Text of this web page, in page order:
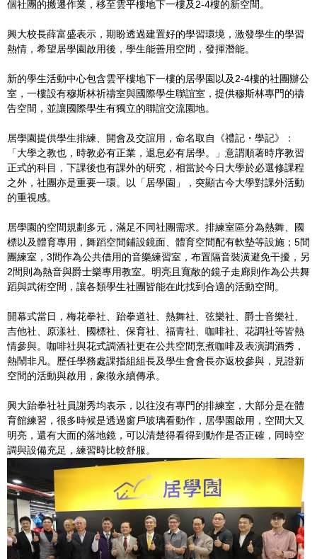
個社團的搬遷作業，移至雲平樓地下一樓及2-4樓的新空間。
興大校長薛富盛表示，期盼透過建置好的學習環境，激發學生的學習
熱情，希望居學園啟用後，學生能善用空間，發揮潛能。
新的學生活動中心包含雲平樓地下一樓的居學園以及2-4樓的社團辦公
室，一樓設有穆斯林祈禱室與國際學生聯誼室，提供穆斯林專門的禱
告空間，並讓國際學生有獨立的聯誼交流園地。
居學園提供學生排練、開會及交誼用，命名取自《禮記・學記》：
「大學之教也，時教必有正業，退息必有居學。」意謂順著時序教習
正式的科目，下課後也有課外的研究，相當於今日大學於必選修課程
之外，社團亦是重要一環。以「居學園」，突顯古今大學對課外活動
的重視感。
居學園的空間規劃多元，滿足不同社團需求。排練室區分為熱舞、國
標以及體育專用，舞蹈空間鋪設鏡面、體育空間配有軟墊等設施；5間
團練室，3間作為公共借用的音樂練習室，布置隔音裝潢避免干擾，另
2間則為熱音與爵士樂專用教室。明亮且寬敞的鏡子走廊則作為公共舞
蹈與武術空間，讓各類學生社團皆能在此找到合適的活動空間。
開幕式當日，梅花拳社、跆拳道社、熱舞社、弦樂社、爵士音樂社、
吉他社、原漾社、國標社、保育社、福青社、咖啡社、花調社等皆熱
情參與。咖啡社與花式調酒社更在公共空間烹煮咖啡及表演調酒秀，
熱鬧非凡。歷任學務處課指組組長及學生會會長亦返校參與，見證新
空間的活動與啟用，象徵永續傳承。
興大跆拳社社員謝秀均表示，以往沒有專門的排練室，大部分是在體
育館練習，很多時候是透過窗戶玻璃看動作，居學園啟用，空間大又
明亮，還有大面的落地鏡，可以清楚得看得到動作是否正確，同時空
調與設備充足，練習時比較舒服。